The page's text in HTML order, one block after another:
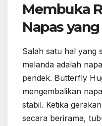
Membuka
Napas
Salah satu hal yang
melanda adalah
pendek. Butterfly
mengembalikan
stabil. Ketika
secara berirama,